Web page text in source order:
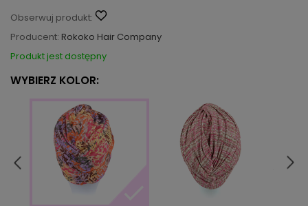
Obserwuj produkt:
Producent: Rokoko Hair Company
Produkt jest dostępny
WYBIERZ KOLOR: